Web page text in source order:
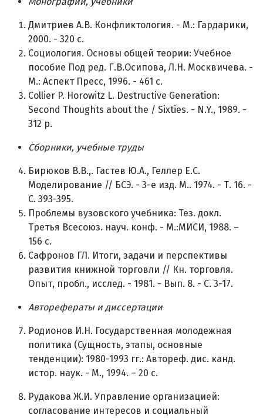
Дмитриев А.В. Конфликтология. - М.: Гардарики,
2000. - 320 с.
Социология. Основы общей теории: Учебное
пособие Под ред. Г.В.Осипова, Л.Н. Москвичева. -
М.: Аспект Пресс, 1996. - 461 с.
Collier P. Horowitz L. Destructive Generation:
Second Thoughts about the / Sixties. - N.Y., 1989. -
312 p.
Сборники, учебные труды
Бирюков В.В.,. Гастев Ю.А., Геллер Е.С.
Моделирование // БСЭ. - 3-е изд. М.. 1974. - Т. 16. -
С. 393-395.
Проблемы вузовского учебника: Тез. докл.
Третья Всесоюз. науч. конф. - М.:МИСИ, 1988. –
156 с.
Сафронов ГЛ. Итоги, задачи и перспективы
развития книжной торговли // Кн. торговля.
Опыт, пробл., исслед. - 1981. - Вып. 8. - С. 3-17.
Авторефераты и диссертации
Родионов И.Н. Государственная молодежная
политика (Сущность, этапы, основные
тенденции): 1980-1993 гг.: Автореф. дис. канд.
истор. наук. - М., 1994. – 20 с.
Рудакова Ж.И. Управление организацией:
согласование интересов и социальный